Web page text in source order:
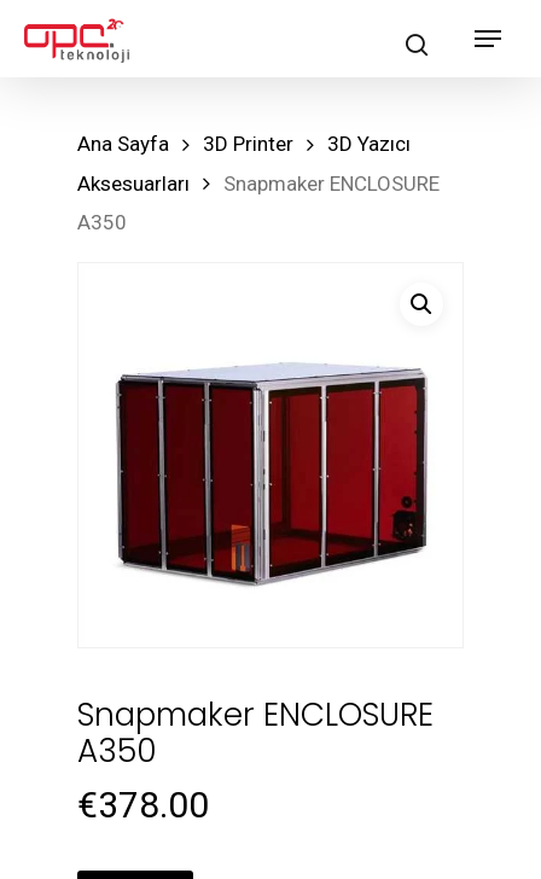
searchMenu
Ana Sayfa 3D Printer
3D Yazıcı
Aksesuarları
Snapmaker ENCLOSURE
A350
Snapmaker ENCLOSURE
A350
€378.00